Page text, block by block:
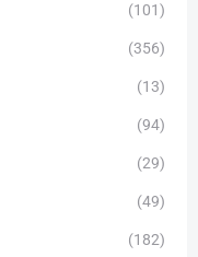
(101)
(356)
(13)
(94)
(29)
(49)
(182)